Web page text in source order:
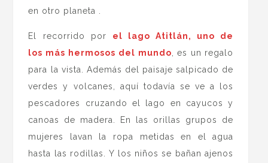
en otro planeta .
El recorrido por el lago Atitlán, uno de
los más hermosos del mundo, es un regalo
para la vista. Además del paisaje salpicado de
verdes y volcanes, aquí todavía se ve a los
pescadores cruzando el lago en cayucos y
canoas de madera. En las orillas grupos de
mujeres lavan la ropa metidas en el agua
hasta las rodillas. Y los niños se bañan ajenos